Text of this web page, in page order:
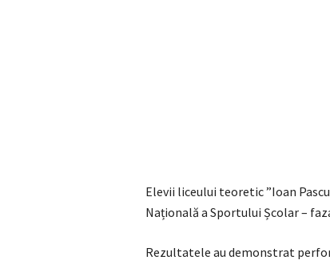
Elevii liceului teoretic ”Ioan
Națională a Sportului Școlar –
Rezultatele au demonstrat